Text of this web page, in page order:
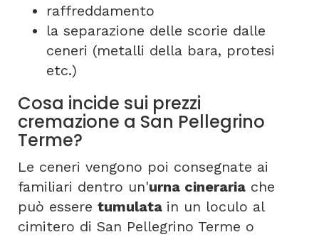
raffreddamento
la separazione delle scorie dalle
ceneri (metalli della bara, protesi
etc.)
Cosa incide sui prezzi
cremazione a San Pellegrino
Terme?
Le ceneri vengono poi consegnate ai
familiari dentro un'urna cineraria che
può essere tumulata in un loculo al
cimitero di San Pellegrino Terme o